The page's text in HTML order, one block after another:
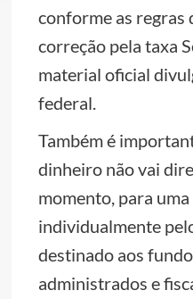
conforme as regras
correção pela taxa
material oficial
federal.
Também é
dinheiro não vai
momento, para
individualmente
destinado aos
administrados e